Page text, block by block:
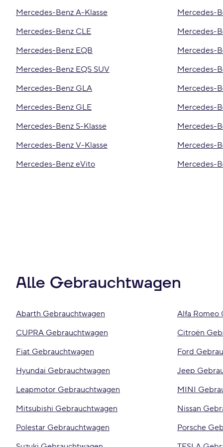
Mercedes-Benz A-Klasse Mercedes-
Mercedes-Benz CLE
Mercedes-
Mercedes-Benz EQB
Mercedes-
Mercedes-Benz EQS SUV
Mercedes-
Mercedes-Benz GLA
Mercedes-
Mercedes-Benz GLE
Mercedes-
Mercedes-Benz S-Klasse
Mercedes-
Mercedes-Benz V-Klasse
Mercedes-
Mercedes-Benz eVito
Mercedes-
Alle Gebrauchtwagen
Abarth Gebrauchtwagen Alfa Romeo
CUPRA Gebrauchtwagen
Citroën
Fiat Gebrauchtwagen
Ford
Hyundai Gebrauchtwagen
Jeep
Leapmotor Gebrauchtwagen
MINI
Mitsubishi Gebrauchtwagen
Nissan
Polestar Gebrauchtwagen
Porsche